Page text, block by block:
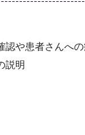
認や患者さんへ
説明